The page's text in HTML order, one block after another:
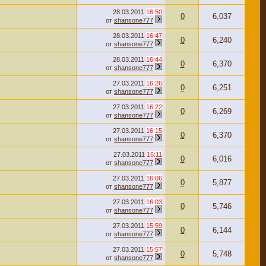
28.03.2011 16:50
от shansone777 0 6,037
28.03.2011 16:47
от shansone777 0 6,240
28.03.2011 16:44
от shansone777 0 6,370
27.03.2011 16:26
от shansone777 0 6,251
27.03.2011 16:22
от shansone777 0 6,269
27.03.2011 16:15
от shansone777 0 6,370
27.03.2011 16:11
от shansone777 0 6,016
27.03.2011 16:06
от shansone777 0 5,877
27.03.2011 16:03
от shansone777 0 5,746
27.03.2011 15:59
от shansone777 0 6,144
27.03.2011 15:57
от shansone777 0 5,748